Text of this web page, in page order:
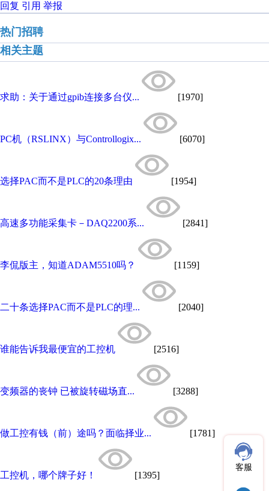
回复 引用 举报
热门招聘
相关主题
求助：关于通过gpib连接多台仪... [1970]
PC机（RSLINX）与Controllogix... [6070]
选择PAC而不是PLC的20条理由 [1954]
高速多功能采集卡－DAQ2200系... [2841]
李侃版主，知道ADAM5510吗？ [1159]
二十条选择PAC而不是PLC的理... [2040]
谁能告诉我最便宜的工控机 [2516]
变频器的丧钟 已被旋转磁场直... [3288]
做工控有钱（前）途吗？面临择业... [1781]
工控机，哪个牌子好！ [1395]
客服